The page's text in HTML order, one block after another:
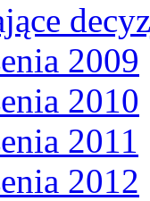
2009
2010
2011
2012